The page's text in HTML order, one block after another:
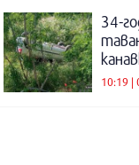
34-
10:19 |